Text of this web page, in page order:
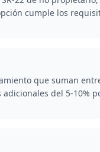
cumple los
que suman
del 5-10%